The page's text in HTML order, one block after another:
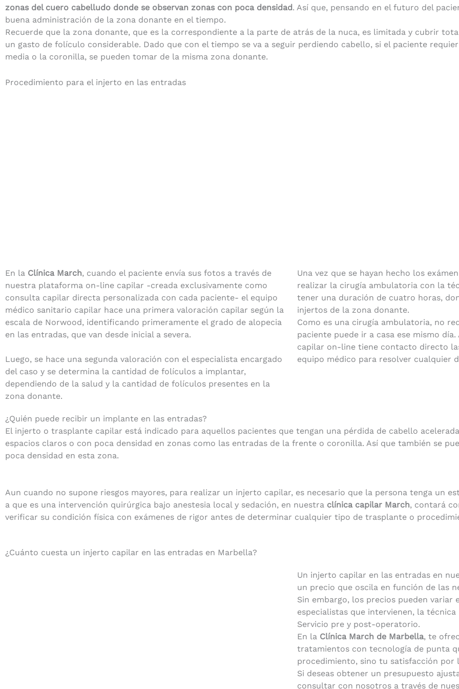
zonas del cuero cabelludo donde se observan zonas con poca densidad. Así que, pensando en el futuro del
buena administración de la zona donante en el tiempo.
Recuerde que la zona donante, que es la correspondiente a la parte de atrás de la nuca, es limitada y cubrir
un gasto de folículo considerable. Dado que con el tiempo se va a seguir perdiendo cabello, si el paciente
media o la coronilla, se pueden tomar de la misma zona donante.
Procedimiento para el injerto en las entradas
En la Clínica March, cuando el paciente envía sus fotos a través de
nuestra plataforma on-line capilar -creada exclusivamente como
consulta capilar directa personalizada con cada paciente- el equipo
médico sanitario capilar hace una primera valoración capilar según la
escala de Norwood, identificando primeramente el grado de alopecia
en las entradas, que van desde inicial a severa.
Luego, se hace una segunda valoración con el especialista encargado
del caso y se determina la cantidad de folículos a implantar,
dependiendo de la salud y la cantidad de folículos presentes en la
zona donante.
Una vez que se hayan hecho los
realizar la cirugía ambulatoria con la
tener una duración de cuatro horas,
injertos de la zona donante.
Como es una cirugía ambulatoria, no
paciente puede ir a casa ese mismo
capilar on-line tiene contacto directo
equipo médico para resolver cualquier
¿Quién puede recibir un implante en las entradas?
El injerto o trasplante capilar está indicado para aquellos pacientes que tengan una pérdida de cabello
espacios claros o con poca densidad en zonas como las entradas de la frente o coronilla. Así que también se
poca densidad en esta zona.
Aun cuando no supone riesgos mayores, para realizar un injerto capilar, es necesario que la persona tenga un
a que es una intervención quirúrgica bajo anestesia local y sedación, en nuestra clínica capilar March, contará
verificar su condición física con exámenes de rigor antes de determinar cualquier tipo de trasplante o
¿Cuánto cuesta un injerto capilar en las entradas en Marbella?
Un injerto capilar en las entradas en
un precio que oscila en función de las
Sin embargo, los precios pueden variar
especialistas que intervienen, la
Servicio pre y post-operatorio.
En la Clínica March de Marbella, te
tratamientos con tecnología de punta
procedimiento, sino tu satisfacción por
Si deseas obtener un presupuesto
consultar con nosotros a través de